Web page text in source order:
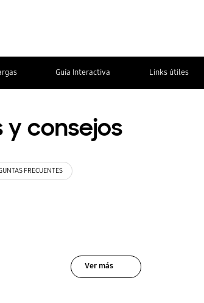
Guía Interactiva Links útiles
y consejos
FRECUENTES
Ver más